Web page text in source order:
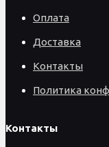
Оплата
Доставка
Контакты
Политика
Контакты